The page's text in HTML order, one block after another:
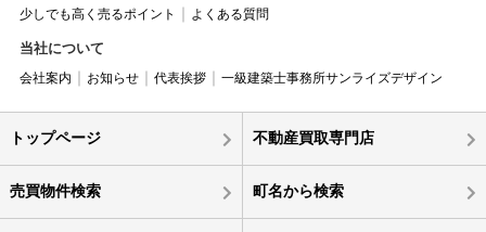
少しでも高く売るポイント
よくある質問
当社について
会社案内 お知らせ 代表挨拶 一級建築士事務所サンライズデザイン
トップページ 不動産買取専門店
売買物件検索 町名から検索